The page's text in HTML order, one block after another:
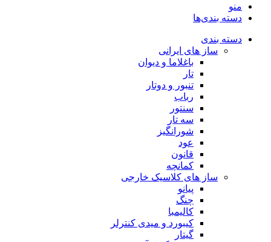
منو
دسته بندی‌ها
دسته بندی
ساز های ایرانی
باغلاما و دیوان
تار
تنبور و دوتار
رباب
سنتور
سه تار
شورانگیز
عود
قانون
کمانچه
ساز های کلاسیک خارجی
پیانو
چنگ
کالیمبا
کیبورد و میدی کنترلر
گیتار